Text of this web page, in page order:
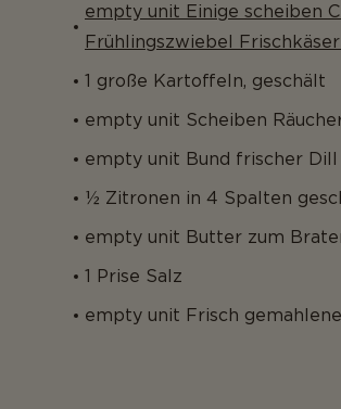
empty unit Einige scheiben
Frühlingszwiebel
1 große Kartoffeln, geschält
empty unit Scheiben
empty unit Bund frischer Dill
½ Zitronen in 4 Spalten
empty unit Butter zum
1 Prise Salz
empty unit Frisch